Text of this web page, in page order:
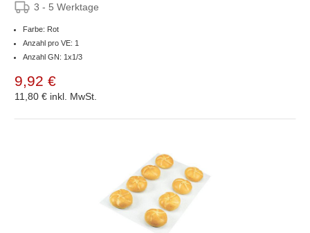
3 - 5 Werktage
Farbe: Rot
Anzahl pro VE: 1
Anzahl GN: 1x1/3
9,92 €
11,80 € inkl. MwSt.